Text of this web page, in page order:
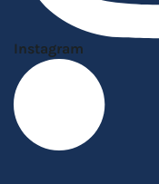
Instagram